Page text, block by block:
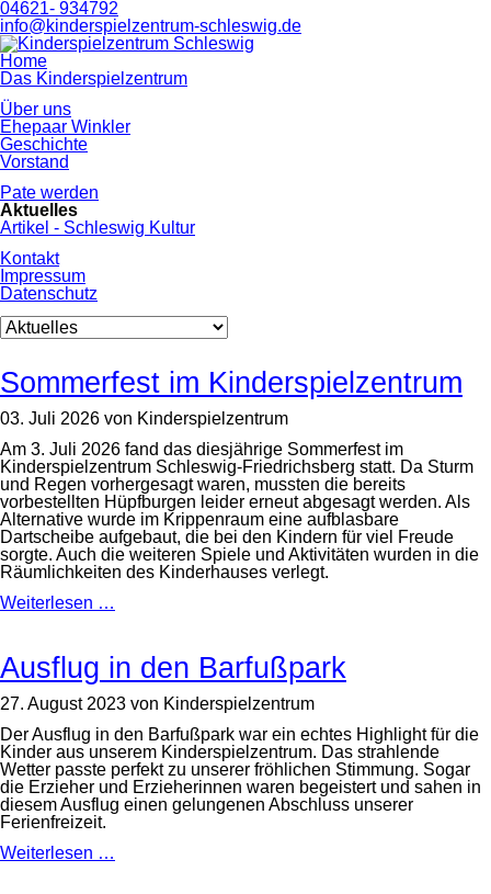
04621- 934792
info@kinderspielzentrum-schleswig.de
Navigation
überspringen
Home
Das Kinderspielzentrum
Über uns
Ehepaar Winkler
Geschichte
Vorstand
Pate werden
Aktuelles
Artikel - Schleswig Kultur
Kontakt
Impressum
Datenschutz
Zielseite
Sommerfest im Kinderspielzentrum
03. Juli 2026 von Kinderspielzentrum
Am 3. Juli 2026 fand das diesjährige Sommerfest im
Kinderspielzentrum Schleswig-Friedrichsberg statt. Da Sturm
und Regen vorhergesagt waren, mussten die bereits
vorbestellten Hüpfburgen leider erneut abgesagt werden. Als
Alternative wurde im Krippenraum eine aufblasbare
Dartscheibe aufgebaut, die bei den Kindern für viel Freude
sorgte. Auch die weiteren Spiele und Aktivitäten wurden in die
Räumlichkeiten des Kinderhauses verlegt.
Weiterlesen …
Ausflug in den Barfußpark
27. August 2023 von Kinderspielzentrum
Der Ausflug in den Barfußpark war ein echtes Highlight für die
Kinder aus unserem Kinderspielzentrum. Das strahlende
Wetter passte perfekt zu unserer fröhlichen Stimmung. Sogar
die Erzieher und Erzieherinnen waren begeistert und sahen in
diesem Ausflug einen gelungenen Abschluss unserer
Ferienfreizeit.
Weiterlesen …